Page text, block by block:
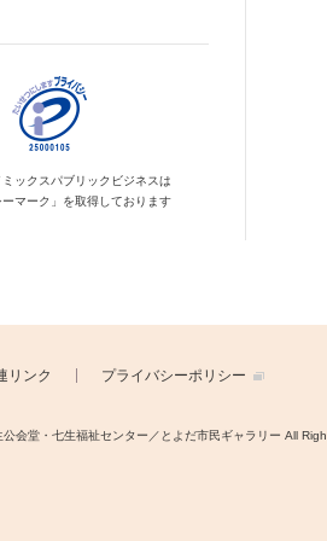
ックス パブリックビジネスは
ーマーク」を取得しております
リンク プライバシーポリシー
会堂・七生福祉センター／とよだ市民ギャラリー All